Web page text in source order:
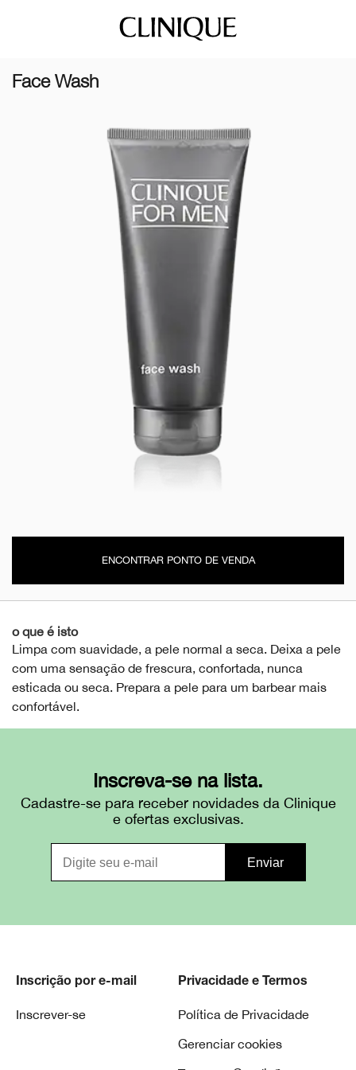
Face Wash
ENCONTRAR PONTO DE VENDA
o que é isto
Limpa com suavidade, a pele normal a seca. Deixa a pele
com uma sensação de frescura, confortada, nunca
esticada ou seca. Prepara a pele para um barbear mais
confortável.
Inscreva-se na lista.
Cadastre-se para receber novidades da Clinique
e ofertas exclusivas.
Inscrição por e-mail
Inscrever-se
Privacidade e Termos
Política de Privacidade
Gerenciar cookies